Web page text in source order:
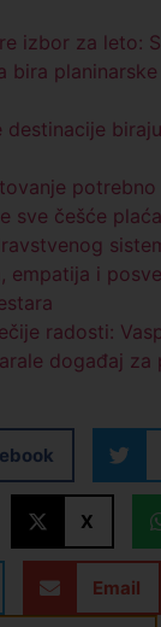
izbor za leto:
bira
destinacije
potrebno
sve češće
empatija i
radosti:
događaj za
X
Email